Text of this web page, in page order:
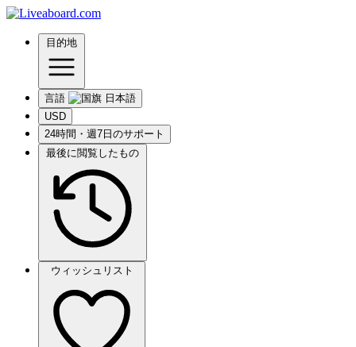
目的地
言語
USD
24時間・週7日のサポート
最後に閲覧したもの
ウィッシュリスト